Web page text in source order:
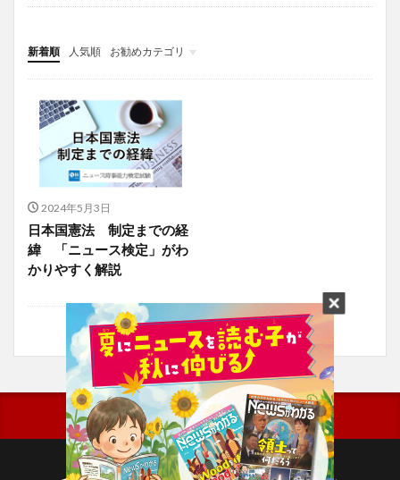
新着順 人気順
お勧めカテゴリ
投稿
学び
マンガ
電子書籍
2024年5月3日
日本国憲法 制定までの経
緯 「ニュース検定」がわ
かりやすく解説